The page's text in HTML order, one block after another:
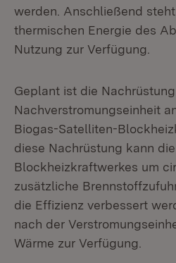
werden. Anschließend
thermischen Energie des
Nutzung zur Verfügung.
Geplant ist die
Nachverstromungseinheit
Biogas-Satelliten-
diese Nachrüstung kann
Blockheizkraftwerkes um
zusätzliche
die Effizienz verbessert
nach der
Wärme zur Verfügung.